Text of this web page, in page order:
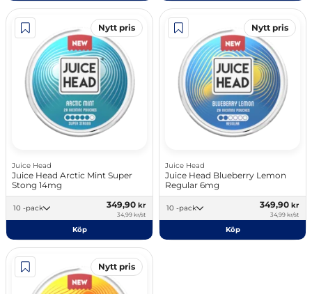
Nytt pris
Juice Head
Juice Head Arctic Mint Super
Stong 14mg
10 -pack 349,90 kr
34,99 kr/st
Köp
Nytt pris
Juice Head
Juice Head Blueberry Lemon
Regular 6mg
10 -pack 349,90 kr
34,99 kr/st
Köp
Nytt pris